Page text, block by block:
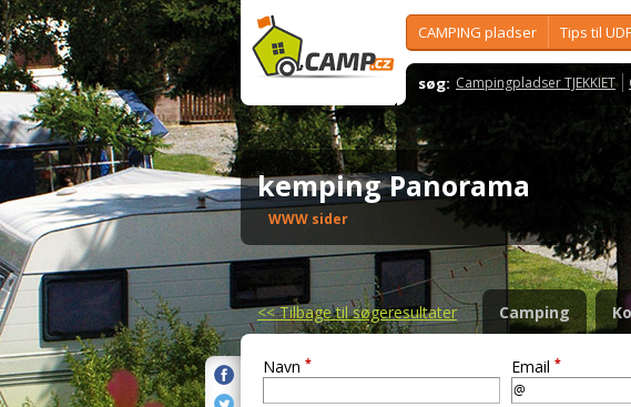
CAMPING pladser Tips til
søg: Campingpladser TJEKKIET
kemping Panorama
WWW sider
<<Tilbage til søgeresultater Camping
Navn * Email *